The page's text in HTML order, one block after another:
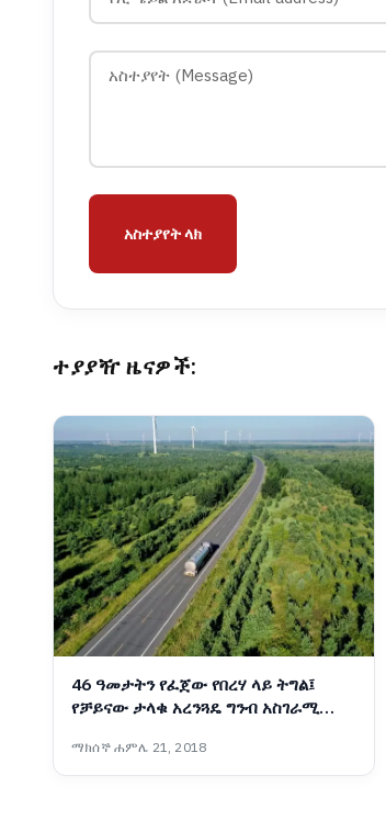
አስተያየት ላክ
ተያያዥ ዜናዎች:
46 ዓመታትን የፈጀው የበረሃ ላይ ትግል፤
የቻይናው ታላቁ አረንጓዴ ግንብ አስገራሚ
ማክሰኞ ሐምሌ 21, 2018